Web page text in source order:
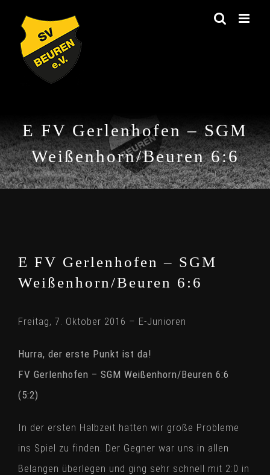
Inhalt
springen
E FV Gerlenhofen – SGM
Weißenhorn/Beuren 6:6
E FV Gerlenhofen – SGM
Weißenhorn/Beuren 6:6
Freitag, 7. Oktober 2016 – E-Junioren
Hurra, der erste Punkt ist da!
FV Gerlenhofen – SGM Weißenhorn/Beuren 6:6
(5:2)
In der ersten Halbzeit hatten wir große Probleme
ins Spiel zu finden. Der Gegner war uns in allen
Belangen überlegen und ging sehr schnell mit 2:0 in